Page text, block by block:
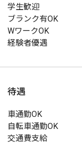
学生歓迎
ブランク有OK
WワークOK
経験者優遇
待遇
車通勤OK
自転車通勤OK
交通費支給